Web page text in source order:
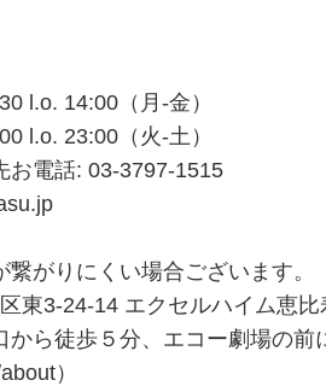
l.o. 14:00（月-金）
l.o. 23:00（火-土）
電話: 03-3797-1515
がりにくい場合ございます。
東3-24-14 エクセルハイム恵比
ら徒歩５分、エコー劇場の前
）